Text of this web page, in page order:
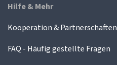
Hilfe & Mehr
Kooperation & Partnerschaften
FAQ - Häufig gestellte Fragen